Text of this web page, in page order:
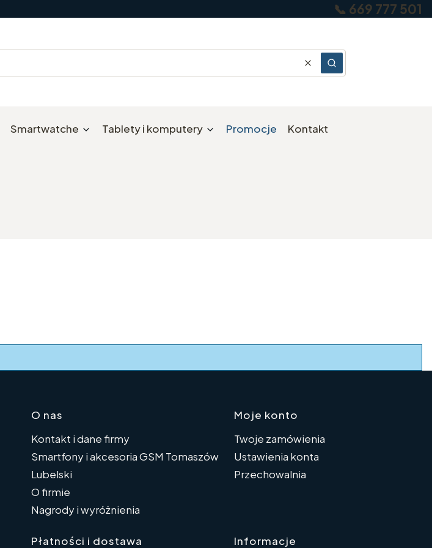
📞 669 777 501
WyczyśćSzukaj
Smartwatche Tablety i komputery Promocje Kontakt
Linki w stopce
O nas
Kontakt i dane firmy
Smartfony i akcesoria GSM Tomaszów
Lubelski
O firmie
Nagrody i wyróżnienia
Moje konto
Twoje zamówienia
Ustawienia konta
Przechowalnia
Płatności i dostawa Informacje